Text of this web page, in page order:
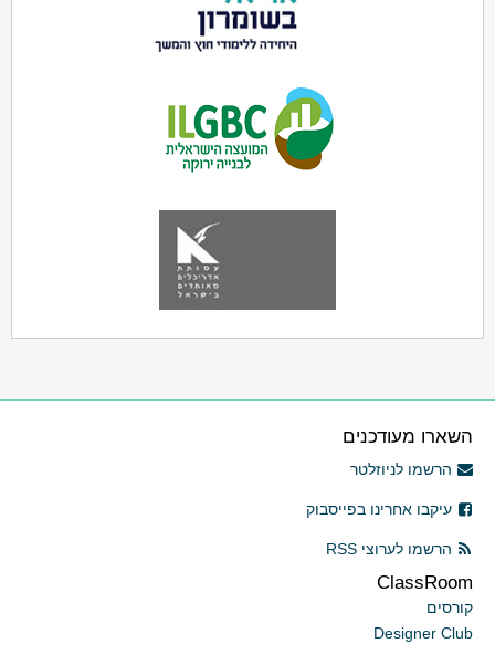
השארו מעודכנים
הרשמו לניוזלטר
עיקבו אחרינו בפייסבוק
הרשמו לערוצי RSS
ClassRoom
קורסים
Designer Club